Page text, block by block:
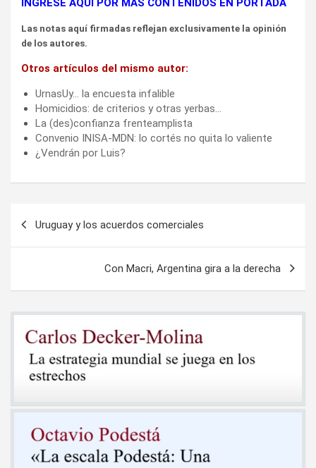
INGRESE AQUÍ POR MÁS CONTENIDOS EN PORTADA
Las notas aquí firmadas reflejan exclusivamente la opinión
de los autores.
Otros artículos del mismo autor:
UrnasUy… la encuesta infalible
Homicidios: de criterios y otras yerbas…
La (des)confianza frenteamplista
Convenio INISA-MDN: lo cortés no quita lo valiente
¿Vendrán por Luis?
Uruguay y los acuerdos comerciales
Con Macri, Argentina gira a la derecha